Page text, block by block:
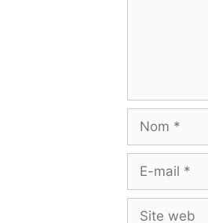
Nom
Site